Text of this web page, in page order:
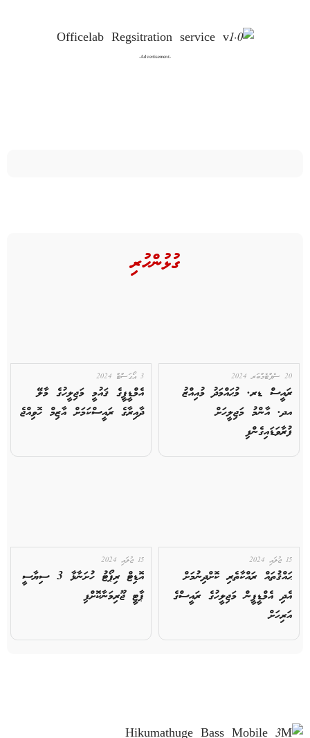
-Advertisement-
ގުޅުންހުރި
20 ސެޕްޓެމްބަރ 2024
ރައީސް ޑރ. މުޙައްމަދު މުއިއްޒު
އދ. އާންމު މަޖިލީހަށް
ފުރާވަޑައިގެންފި
3 އޯގަސްޓް 2024
އެމްޑީޕީގެ ޤައުމީ މަޖިލީހުގެ މާލޭ
ދާއިރާގެ ރައީސްކަމަށް އާޒިމް ހޮވިއްޖެ
15 ޖުލައި 2024
ޙައްޤުތައް ރައްކާތެރި ކޮށްދިނުމަށް
އެދި އެމްޑީޕީން މަޖިލީހުގެ ރައީސްގެ
އަރިހަށް
15 ޖުލައި 2024
އޮޑިޓް ރިޕޯޓު ހުށަނާޅާ 3 ސިޔާސީ
ޕާޓީ ޖޫރިމަނާކޮށްފި